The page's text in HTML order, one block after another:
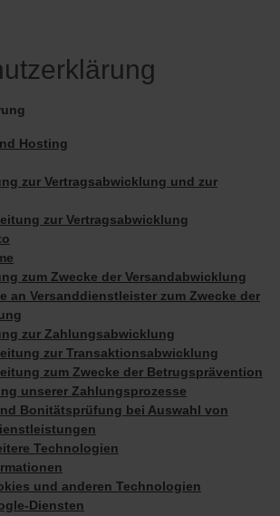
Hosting
zur Vertragsabwicklung und zur
zur Vertragsabwicklung
zum Zwecke der Versandabwicklung
an Versanddienstleister zum Zwecke der
zur Zahlungsabwicklung
zur Transaktionsabwicklung
zum Zwecke der Betrugsprävention
unserer Zahlungsprozesse
Bonitätsprüfung bei Auswahl von
Technologien
und anderen Technologien
Diensten